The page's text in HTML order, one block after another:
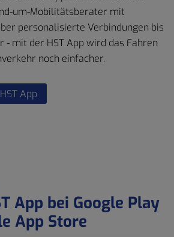
um-Mobilitätsberater mit
personalisierte Verbindungen bis
mit der HST App wird das Fahren
noch einfacher.
App
App bei Google Play
App Store